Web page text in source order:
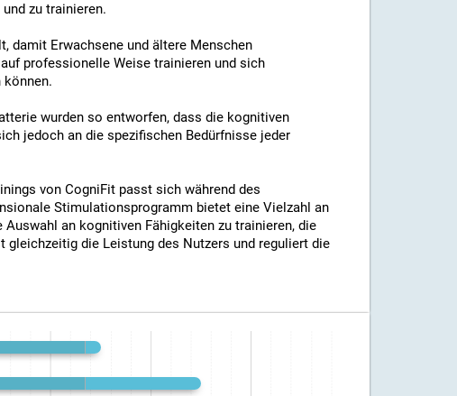
zu trainieren.
damit Erwachsene und ältere Menschen
professionelle Weise trainieren und sich
wurden so entworfen, dass die kognitiven
jedoch an die spezifischen Bedürfnisse jeder
von CogniFit passt sich während des
Stimulationsprogramm bietet eine Vielzahl an
an kognitiven Fähigkeiten zu trainieren, die
die Leistung des Nutzers und reguliert die